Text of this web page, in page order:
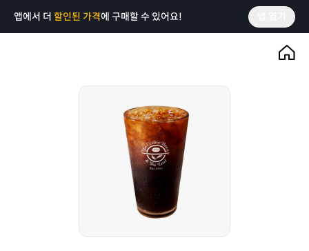
앱에서 더 할인된 가격에 구매할 수 있어요!